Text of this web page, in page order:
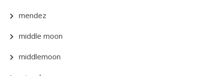
mendez
middle moon
middlemoon